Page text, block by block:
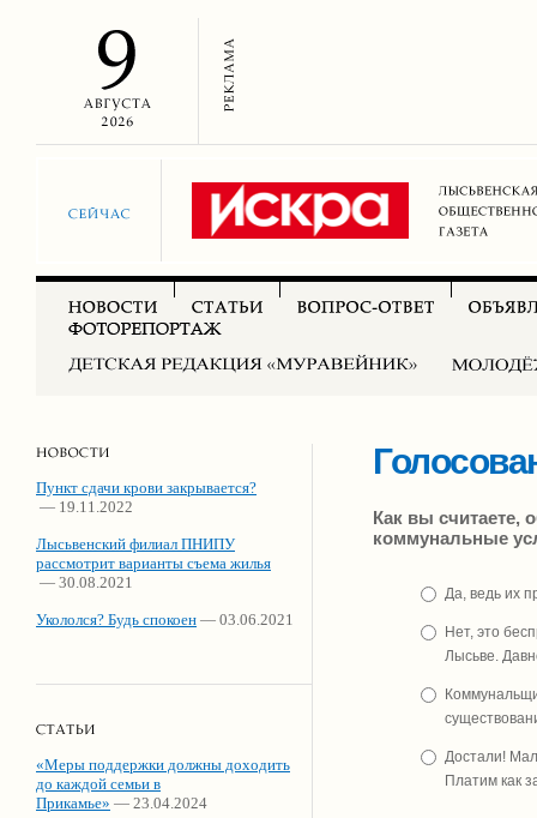
Пункт сдачи крови закрывается?
— 19.11.2022
Лысьвенский филиал ПНИПУ
рассмотрит варианты съема жилья
— 30.08.2021
Укололся? Будь спокоен — 03.06.2021
«Меры поддержки должны доходить
до каждой семьи в
Прикамье» — 23.04.2024
Как вы
коммунальные
Да, ведь их
Нет, это
Лысьве.
Достали!
Платим как